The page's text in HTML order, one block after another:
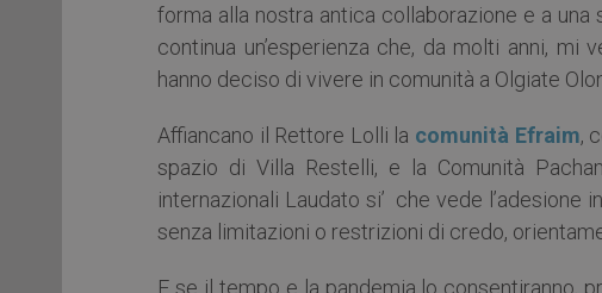
forma alla nostra antica collaborazione e a
continua un’esperienza che, da molti anni,
hanno deciso di vivere in comunità a Olgiate
Affiancano il Rettore Lolli la comunità Efraim,
spazio di Villa Restelli, e la Comunità
internazionali Laudato si’ che vede
senza limitazioni o restrizioni di credo,
E se il tempo e la pandemia lo consentiranno,